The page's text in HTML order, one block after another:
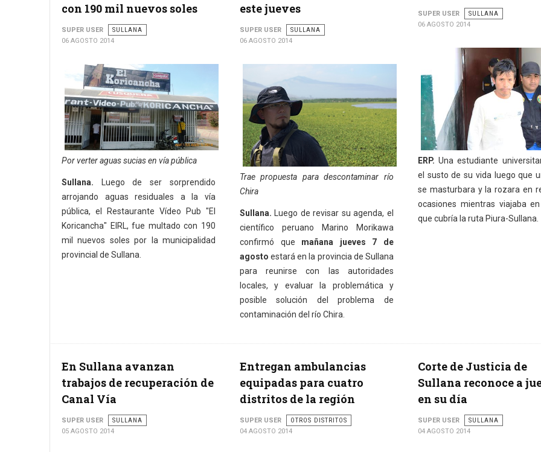
con 190 mil nuevos soles
SUPER USER
SULLANA
06 AGOSTO 2014
Por verter aguas sucias en vía pública
Sullana. Luego de ser sorprendido
arrojando aguas residuales a la vía
pública, el Restaurante Vídeo Pub "El
Koricancha" EIRL, fue multado con 190
mil nuevos soles por la municipalidad
provincial de Sullana.
este jueves
SUPER USER
SULLANA
06 AGOSTO 2014
Trae propuesta para descontaminar río
Chira
Sullana. Luego de revisar su agenda, el
científico peruano Marino Morikawa
confirmó que mañana jueves 7 de
agosto estará en la provincia de Sullana
para reunirse con las autoridades
locales, y evaluar la problemática y
posible solución del problema de
contaminación del río Chira.
SUPER USER
SULLANA
06 AGOSTO 2014
ERP. Una estudiante
el susto de su vida luego que
se masturbara y la rozara en
ocasiones mientras viajaba
que cubría la ruta Piura-Sullana.
En Sullana avanzan
trabajos de recuperación de
Canal Vía
SUPER USER
SULLANA
05 AGOSTO 2014
Entregan ambulancias
equipadas para cuatro
distritos de la región
SUPER USER
OTROS DISTRITOS
04 AGOSTO 2014
Corte de Justicia de
Sullana reconoce a
en su día
SUPER USER
SULLANA
04 AGOSTO 2014